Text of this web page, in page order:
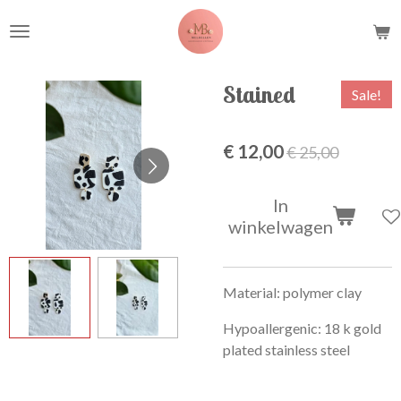
direct
hoofdinhoud
Stained Sale!
€ 12,00€ 25,00
In
winkelwagen
Material: polymer clay
Hypoallergenic: 18 k gold
plated stainless steel